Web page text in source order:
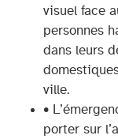
visuel face
personnes
dans leurs
ville.
•
porter sur